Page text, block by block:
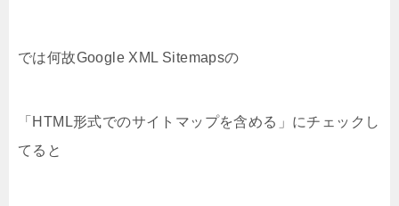
では何故Google XML Sitemapsの
「HTML形式でのサイトマップを含める」にチェックし
てると